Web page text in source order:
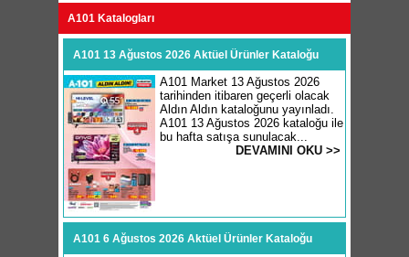
A101 Katalogları
A101 13 Ağustos 2026 Aktüel Ürünler Kataloğu
A101 Market 13 Ağustos 2026
tarihinden itibaren geçerli olacak
Aldın Aldın kataloğunu yayınladı.
A101 13 Ağustos 2026 kataloğu ile
bu hafta satışa sunulacak...
DEVAMINI OKU >>
A101 6 Ağustos 2026 Aktüel Ürünler Kataloğu